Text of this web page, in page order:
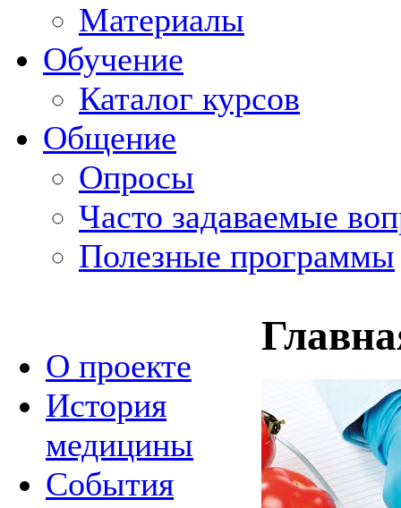
Материалы
Обучение
Каталог курсов
Общение
Опросы
Часто задаваемые
Полезные программы
О проекте
История
медицины
События